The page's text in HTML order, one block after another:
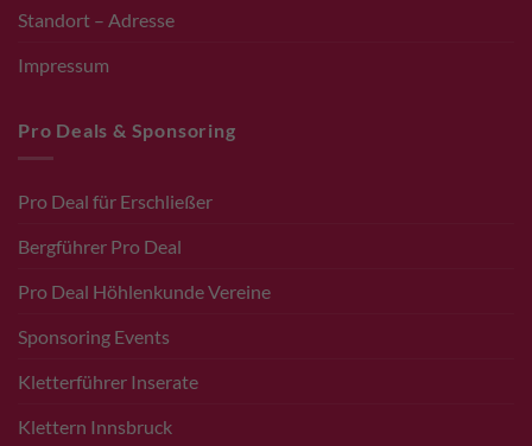
Standort – Adresse
Impressum
Pro Deals & Sponsoring
Pro Deal für Erschließer
Bergführer Pro Deal
Pro Deal Höhlenkunde Vereine
Sponsoring Events
Kletterführer Inserate
Klettern Innsbruck